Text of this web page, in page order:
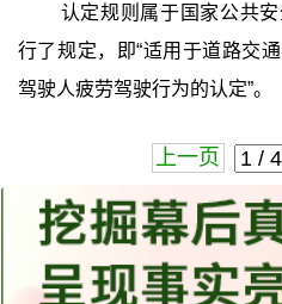
认定规则属于国家公共
行了规定，即“适用于道路交
驾驶人疲劳驾驶行为的认定”。
上一页